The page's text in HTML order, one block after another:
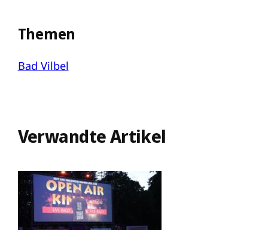
Themen
Bad Vilbel
Verwandte Artikel